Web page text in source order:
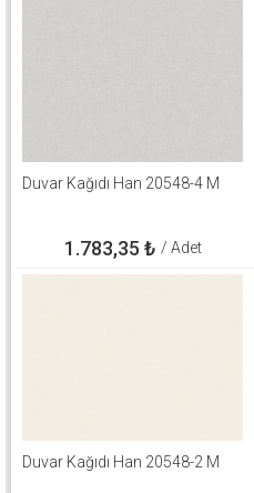
Duvar Kağıdı Han 20548-4 M
1.783,35 ₺ / Adet
Duvar Kağıdı Han 20548-2 M